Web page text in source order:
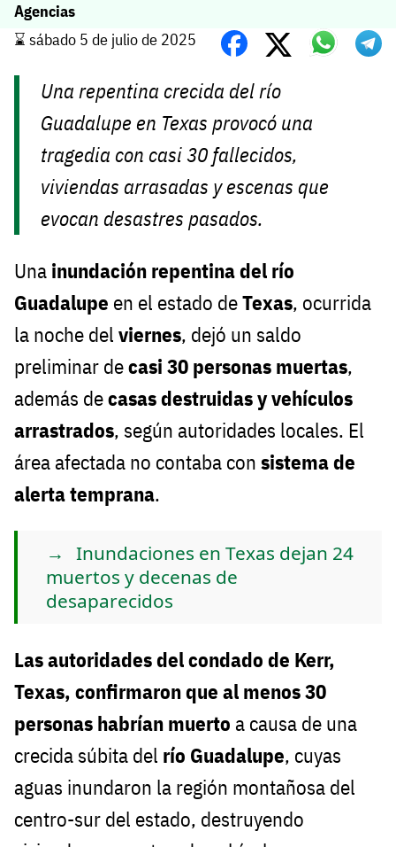
Agencias
⌛️ sábado 5 de julio de 2025
Una repentina crecida del río
Guadalupe en Texas provocó una
tragedia con casi 30 fallecidos,
viviendas arrasadas y escenas que
evocan desastres pasados.
Una inundación repentina del río
Guadalupe en el estado deTexas, ocurrida
la noche del viernes, dejó un saldo
preliminar decasi 30 personas muertas,
además decasas destruidas y vehículos
arrastrados, según autoridades locales. El
área afectada no contaba con sistema de
alerta temprana.
Inundaciones en Texas dejan 24
muertos y decenas de
desaparecidos
Las autoridades del condado de Kerr,
Texas, confirmaron que al menos 30
personas habrían muerto a causa de una
crecida súbita del río Guadalupe, cuyas
aguas inundaron la región montañosa del
centro-sur del estado, destruyendo